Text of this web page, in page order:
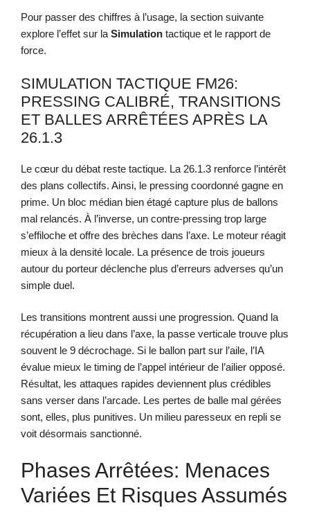
Pour passer des chiffres à l’usage, la section suivante
explore l’effet sur laSimulation tactique et le rapport de
force.
SIMULATION TACTIQUE FM26:
PRESSING CALIBRÉ, TRANSITIONS
ET BALLES ARRÊTÉES APRÈS LA
26.1.3
Le cœur du débat reste tactique. La 26.1.3 renforce l’intérêt
des plans collectifs. Ainsi, le pressing coordonné gagne en
prime. Un bloc médian bien étagé capture plus de ballons
mal relancés. À l’inverse, un contre-pressing trop large
s’effiloche et offre des brèches dans l’axe. Le moteur réagit
mieux à la densité locale. La présence de trois joueurs
autour du porteur déclenche plus d’erreurs adverses qu’un
simple duel.
Les transitions montrent aussi une progression. Quand la
récupération a lieu dans l’axe, la passe verticale trouve plus
souvent le 9 décrochage. Si le ballon part sur l’aile, l’IA
évalue mieux le timing de l’appel intérieur de l’ailier opposé.
Résultat, les attaques rapides deviennent plus crédibles
sans verser dans l’arcade. Les pertes de balle mal gérées
sont, elles, plus punitives. Un milieu paresseux en repli se
voit désormais sanctionné.
Phases Arrêtées: Menaces
Variées Et Risques Assumés